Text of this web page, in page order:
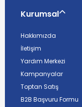
Kurumsal
Hakkımızda
İletişim
Yardım Merkezi
Kampanyalar
Toptan Satış
B2B Başvuru Formu